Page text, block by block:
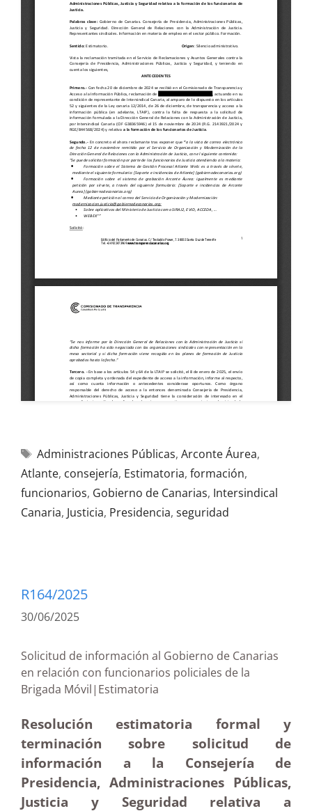
Administraciones Públicas, Arconte Áurea,
Atlante, consejería, Estimatoria, formación,
funcionarios, Gobierno de Canarias, Intersindical
Canaria, Justicia, Presidencia, seguridad
R164/2025
30/06/2025
Solicitud de información al Gobierno de Canarias
en relación con funcionarios policiales de la
Brigada Móvil|Estimatoria
Resolución estimatoria formal y
terminación sobre solicitud de
información a la Consejería de
Presidencia, Administraciones Públicas,
Justicia y Seguridad relativa a